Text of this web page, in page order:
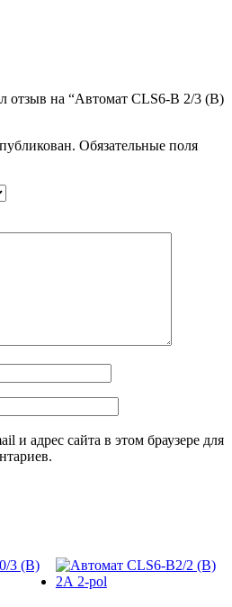
отзыв на “Автомат CLS6-B 2/3 (B)
Обязательные поля
и адрес сайта в этом браузере для